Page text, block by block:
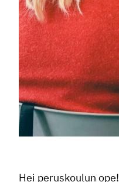
Hei peruskoulun ope!